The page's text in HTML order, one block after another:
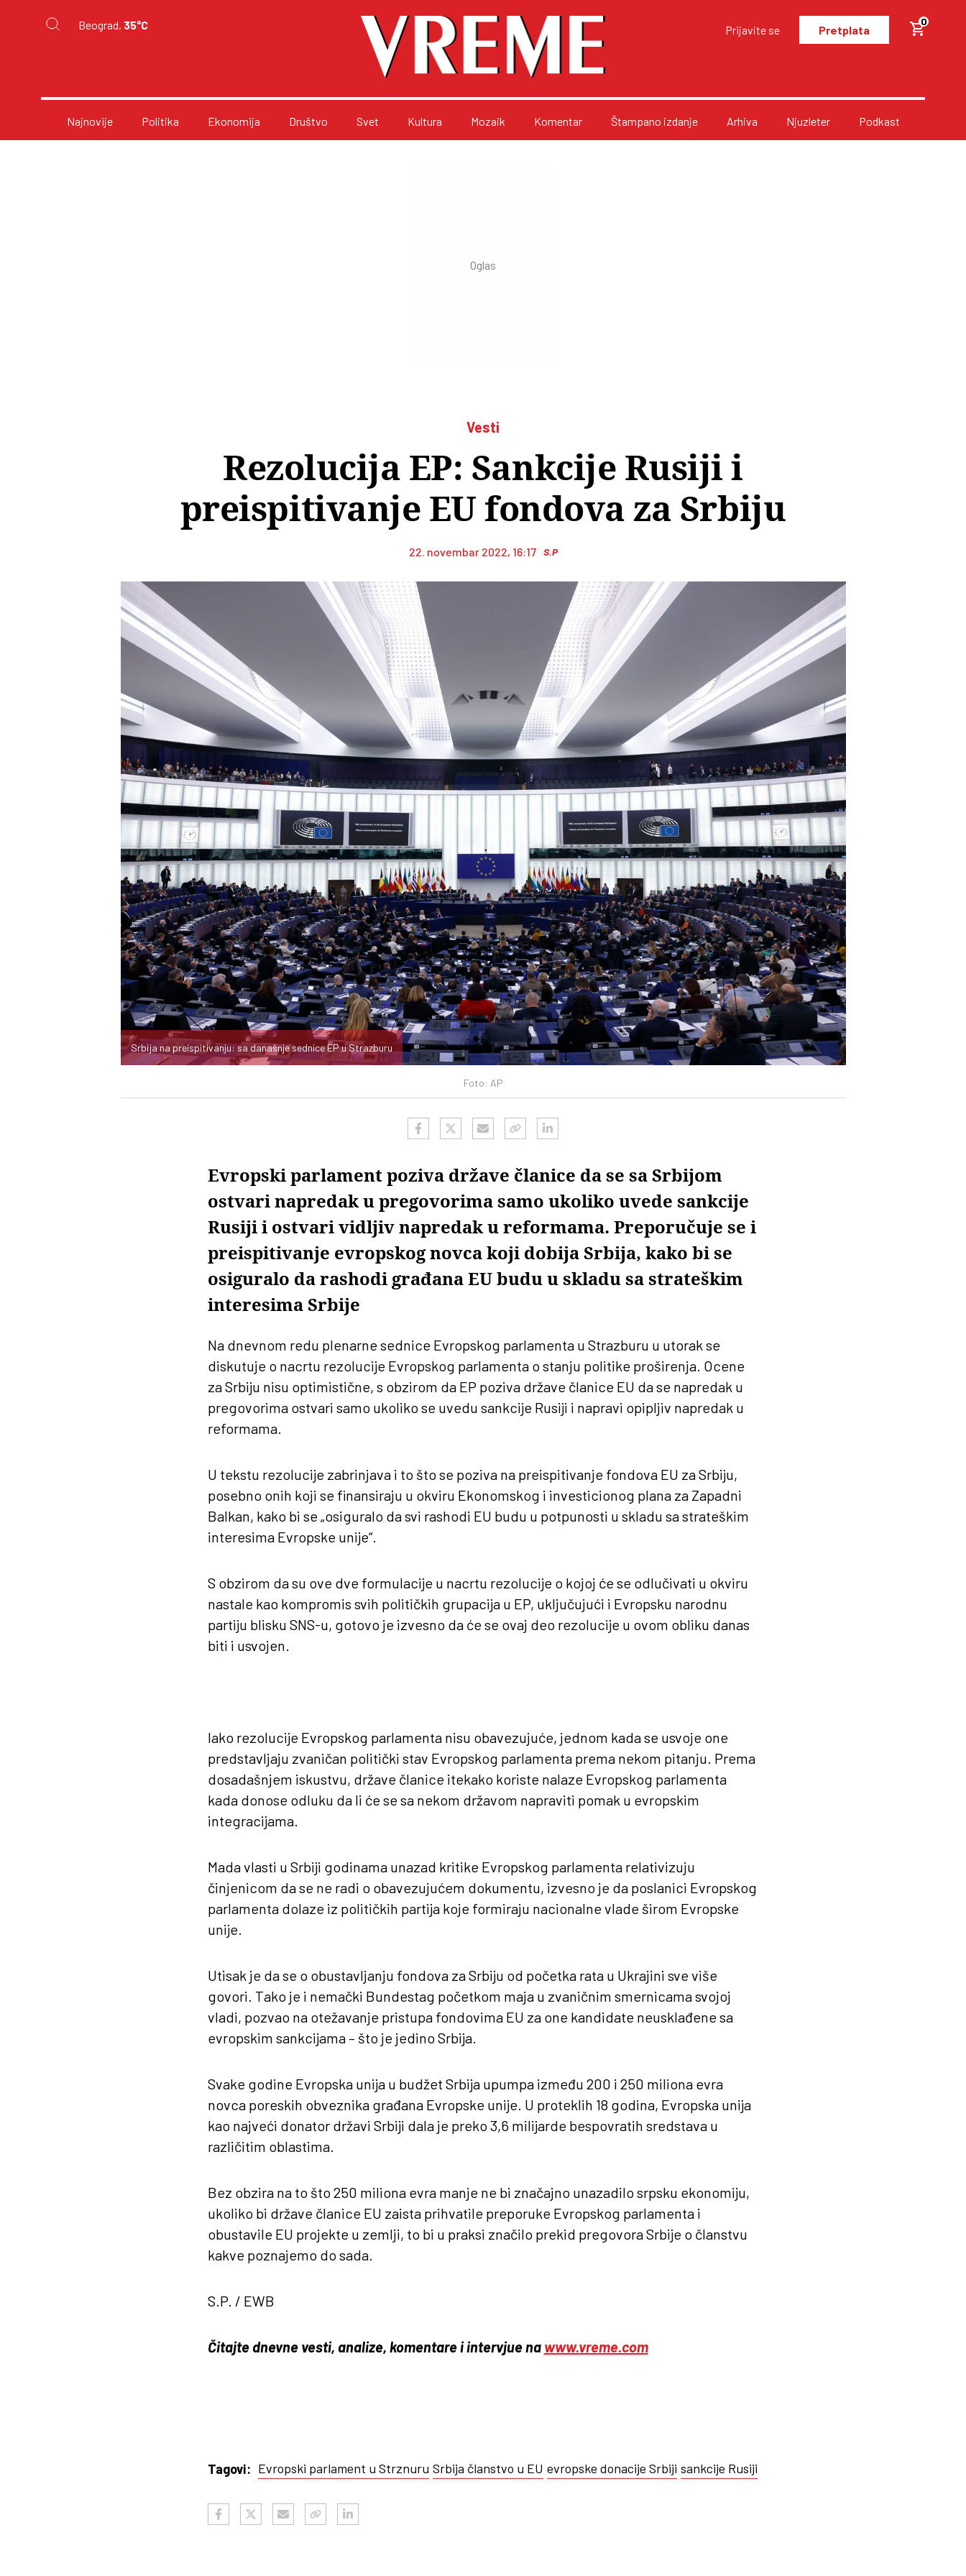
Beograd, 35°C Prijavite se Pretplata
0
Najnovije Politika Ekonomija Društvo Svet Kultura Mozaik Komentar Štampano izdanje Arhiva Njuzleter Podkast
Vesti
Rezolucija EP: Sankcije Rusiji i
preispitivanje EU fondova za Srbiju
22. novembar 2022, 16:17 S.P
Foto: AP
Srbija na preispitivanju: sa današnje sednice EP u Strazburu
Evropski parlament poziva države članice da se sa Srbijom
ostvari napredak u pregovorima samo ukoliko uvede sankcije
Rusiji i ostvari vidljiv napredak u reformama. Preporučuje se i
preispitivanje evropskog novca koji dobija Srbija, kako bi se
osiguralo da rashodi građana EU budu u skladu sa strateškim
interesima Srbije
Na dnevnom redu plenarne sednice Evropskog parlamenta u Strazburu u utorak se
diskutuje o nacrtu rezolucije Evropskog parlamenta o stanju politike proširenja. Ocene
za Srbiju nisu optimistične, s obzirom da EP poziva države članice EU da se napredak u
pregovorima ostvari samo ukoliko se uvedu sankcije Rusiji i napravi opipljiv napredak u
reformama.
U tekstu rezolucije zabrinjava i to što se poziva na preispitivanje fondova EU za Srbiju,
posebno onih koji se finansiraju u okviru Ekonomskog i investicionog plana za Zapadni
Balkan, kako bi se „osiguralo da svi rashodi EU budu u potpunosti u skladu sa strateškim
interesima Evropske unije“.
S obzirom da su ove dve formulacije u nacrtu rezolucije o kojoj će se odlučivati u okviru
nastale kao kompromis svih političkih grupacija u EP, uključujući i Evropsku narodnu
partiju blisku SNS-u, gotovo je izvesno da će se ovaj deo rezolucije u ovom obliku danas
biti i usvojen.
Iako rezolucije Evropskog parlamenta nisu obavezujuće, jednom kada se usvoje one
predstavljaju zvaničan politički stav Evropskog parlamenta prema nekom pitanju. Prema
dosadašnjem iskustvu, države članice itekako koriste nalaze Evropskog parlamenta
kada donose odluku da li će se sa nekom državom napraviti pomak u evropskim
integracijama.
Mada vlasti u Srbiji godinama unazad kritike Evropskog parlamenta relativizuju
činjenicom da se ne radi o obavezujućem dokumentu, izvesno je da poslanici Evropskog
parlamenta dolaze iz političkih partija koje formiraju nacionalne vlade širom Evropske
unije.
Utisak je da se o obustavljanju fondova za Srbiju od početka rata u Ukrajini sve više
govori. Tako je i nemački Bundestag početkom maja u zvaničnim smernicama svojoj
vladi, pozvao na otežavanje pristupa fondovima EU za one kandidate neusklađene sa
evropskim sankcijama – što je jedino Srbija.
Svake godine Evropska unija u budžet Srbija upumpa između 200 i 250 miliona evra
novca poreskih obveznika građana Evropske unije. U proteklih 18 godina, Evropska unija
kao najveći donator državi Srbiji dala je preko 3,6 milijarde bespovratih sredstava u
različitim oblastima.
Bez obzira na to što 250 miliona evra manje ne bi značajno unazadilo srpsku ekonomiju,
ukoliko bi države članice EU zaista prihvatile preporuke Evropskog parlamenta i
obustavile EU projekte u zemlji, to bi u praksi značilo prekid pregovora Srbije o članstvu
kakve poznajemo do sada.
S.P. / EWB
Čitajte dnevne vesti, analize, komentare i intervjue na www.vreme.com
Tagovi: Evropski parlament u Strznuru Srbija članstvo u EU evropske donacije Srbiji sankcije Rusiji